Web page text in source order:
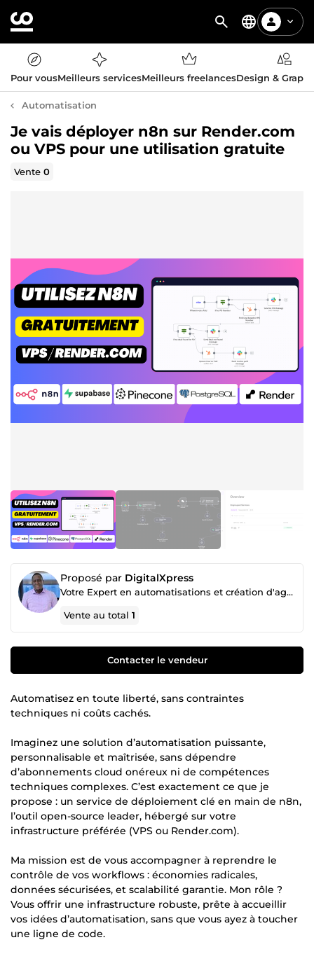
Pour vousMeilleurs servicesMeilleurs freelancesDesign &
Automatisation
Je vais déployer n8n sur Render.com
ou VPS pour une utilisation gratuite
Vente0
Proposé par DigitalXpress
Votre Expert en automatisations et création d'agents IA
Vente au total1
Contacter le vendeur
Automatisez en toute liberté, sans contraintes
techniques ni coûts cachés.
Imaginez une solution d’automatisation puissante,
personnalisable et maîtrisée, sans dépendre
d’abonnements cloud onéreux ni de compétences
techniques complexes. C’est exactement ce que je
propose : un service de déploiement clé en main de n8n,
l’outil open-source leader, hébergé sur votre
infrastructure préférée (VPS ou Render.com).
Ma mission est de vous accompagner à reprendre le
contrôle de vos workflows : économies radicales,
données sécurisées, et scalabilité garantie. Mon rôle ?
Vous offrir une infrastructure robuste, prête à accueillir
vos idées d’automatisation, sans que vous ayez à toucher
une ligne de code.